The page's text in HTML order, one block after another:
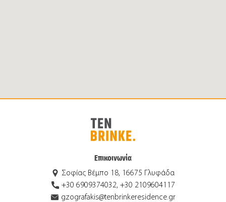
Επικοινωνία
Σοφίας Βέμπο 18, 16675 Γλυφάδα
+30 6909374032, +30 2109604117
gzografakis@tenbrinkeresidence.gr